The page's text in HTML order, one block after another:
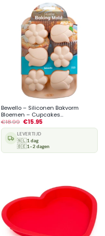
Bewello – Siliconen Bakvorm
Bloemen – Cupcakes...
€18.99 €15.95
LEVERTIJD
🇳🇱1 dag
🇧🇪1–2 dagen